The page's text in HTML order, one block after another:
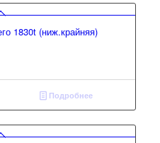
1830t (ниж.крайняя)
Подробнее